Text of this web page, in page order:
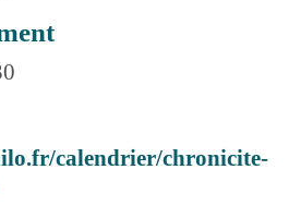
calendrier/chronicite-